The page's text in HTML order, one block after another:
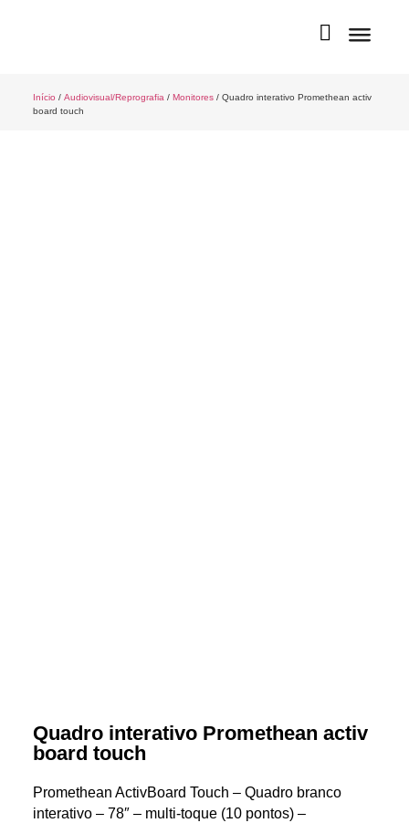
Início / Audiovisual/Reprografia / Monitores/ Quadro interativo Promethean activ
board touch
Quadro interativo Promethean activ
board touch
Promethean ActivBoard Touch – Quadro branco
interativo – 78″ – multi-toque (10 pontos) –